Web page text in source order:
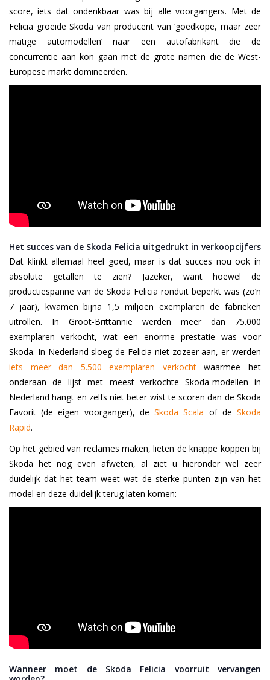
score, iets dat ondenkbaar was bij alle voorgangers. Met de
Felicia groeide Skoda van producent van ‘goedkope, maar zeer
matige automodellen’ naar een autofabrikant die de
concurrentie aan kon gaan met de grote namen die de West-
Europese markt domineerden.
Het succes van de Skoda Felicia uitgedrukt in verkoopcijfers
Dat klinkt allemaal heel goed, maar is dat succes nou ook in
absolute getallen te zien? Jazeker, want hoewel de
productiespanne van de Skoda Felicia ronduit beperkt was (zo’n
7 jaar), kwamen bijna 1,5 miljoen exemplaren de fabrieken
uitrollen. In Groot-Brittannië werden meer dan 75.000
exemplaren verkocht, wat een enorme prestatie was voor
Skoda. In Nederland sloeg de Felicia niet zozeer aan, er werden
iets meer dan 5.500 exemplaren verkochtwaarmee het
onderaan de lijst met meest verkochte Skoda-modellen in
Nederland hangt en zelfs niet beter wist te scoren dan de Skoda
Favorit (de eigen voorganger), deSkoda Scala of deSkoda
Rapid.
Op het gebied van reclames maken, lieten de knappe koppen bij
Skoda het nog even afweten, al ziet u hieronder wel zeer
duidelijk dat het team weet wat de sterke punten zijn van het
model en deze duidelijk terug laten komen:
Wanneer moet de Skoda Felicia voorruit vervangen